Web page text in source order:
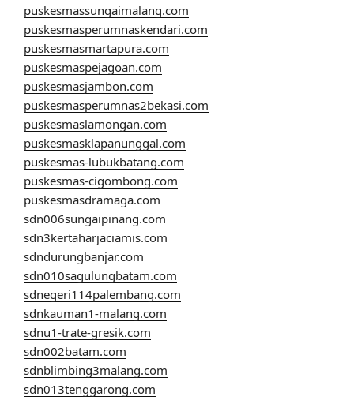
puskesmassungaimalang.com
puskesmasperumnaskendari.com
puskesmasmartapura.com
puskesmaspejagoan.com
puskesmasjambon.com
puskesmasperumnas2bekasi.com
puskesmaslamongan.com
puskesmasklapanunggal.com
puskesmas-lubukbatang.com
puskesmas-cigombong.com
puskesmasdramaga.com
sdn006sungaipinang.com
sdn3kertaharjaciamis.com
sdndurungbanjar.com
sdn010sagulungbatam.com
sdnegeri114palembang.com
sdnkauman1-malang.com
sdnu1-trate-gresik.com
sdn002batam.com
sdnblimbing3malang.com
sdn013tenggarong.com